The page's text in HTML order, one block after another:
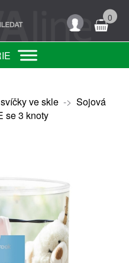
0
ve skle-> Sojová
se 3 knoty